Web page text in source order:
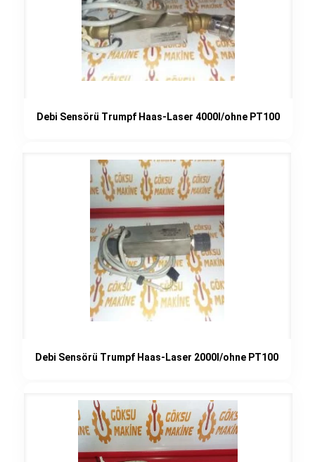
Debi Sensörü Trumpf Haas-Laser 4000I/ohne PT100
Debi Sensörü Trumpf Haas-Laser 2000I/ohne PT100